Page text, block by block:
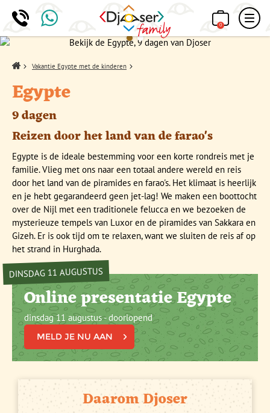
0
Home Vakantie Egypte met de kinderen
Egypte
9 dagen
Reizen door het land van de farao's
Egypte is de ideale bestemming voor een korte rondreis met je
familie. Vlieg met ons naar een totaal andere wereld en reis
door het land van de piramides en farao's. Het klimaat is heerlijk
en je hebt gegarandeerd geen jet-lag! We maken een boottocht
over de Nijl met een traditionele felucca en we bezoeken de
mysterieuze tempels van Luxor en de piramides van Sakkara en
Gizeh. Er is ook tijd om te relaxen, want we sluiten de reis af op
het strand in Hurghada.
DINSDAG 11 AUGUSTUS
Online presentatie Egypte
dinsdag 11 augustus - doorlopend
MELD JE NU AAN
Daarom Djoser